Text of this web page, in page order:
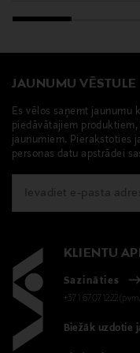
JAUNUMU VĒSTULE
Es vēlos saņemt jaunumu
piedāvātajiem
jaunumiem. Pierakstoties
personas datu apstrādei
KLIENTU
Sazināties
+371
Biežāk uzdotie